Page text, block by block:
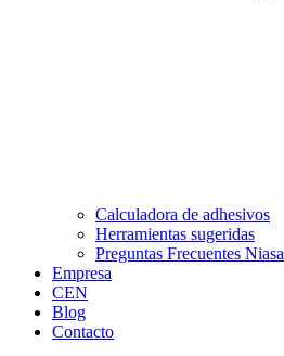
Calculadora de adhesivos
Herramientas sugeridas
Preguntas Frecuentes Niasa
Empresa
CEN
Blog
Contacto